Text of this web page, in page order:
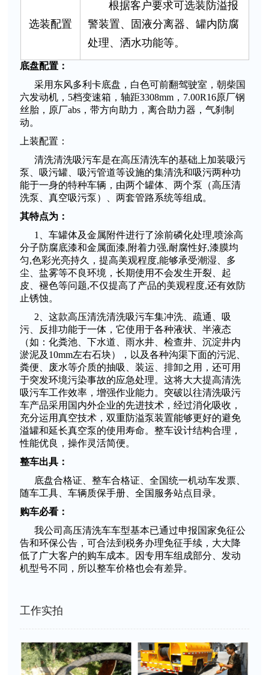
选装配置
根据客户要求可选装防溢报
警装置、固液分离器、罐内防腐
处理、洒水功能等。
底盘配置：
采用东风多利卡底盘，白色可前翻驾驶室，朝柴国
六发动机，5档变速箱，轴距3308mm，7.00R16原厂钢
丝胎，原厂abs，带方向助力，离合助力器，气刹制
动。
上装配置：
清洗清洗吸污车是在高压清洗车的基础上加装吸污
泵、吸污罐、吸污管道等设施的集清洗和吸污两种功
能于一身的特种车辆，由两个罐体、两个泵（高压清
洗泵、真空吸污泵）、两套管路系统等组成。
其特点为：
1、车罐体及金属附件进行了涂前磷化处理,喷涂高
分子防腐底漆和金属面漆,附着力强,耐腐性好,漆膜均
匀,色彩光亮持久，提高美观程度,能够承受潮湿、多
尘、盐雾等不良环境，长期使用不会发生开裂、起
皮、褪色等问题,不仅提高了产品的美观程度,还有效防
止锈蚀。
2、这款高压清洗清洗吸污车集冲洗、疏通、吸
污、反排功能于一体，它使用于各种液状、半液态
（如：化粪池、下水道、雨水井、检查井、沉淀井内
淤泥及10mm左右石块），以及各种沟渠下面的污泥、
粪便、废水等介质的抽吸、装运、排卸之用，还可用
于突发环境污染事故的应急处理。这将大大提高清洗
吸污车工作效率，增强作业能力。突破以往清洗吸污
车产品采用国内外企业的先进技术，经过消化吸收，
充分运用真空技术，双重防溢泵装置能够更好的避免
溢罐和延长真空泵的使用寿命。整车设计结构合理，
性能优良，操作灵活简便。
整车出具：
底盘合格证、整车合格证、全国统一机动车发票、
随车工具、车辆质保手册、全国服务站点目录。
购车必看：
我公司高压清洗车车型基本已通过申报国家免征公
告和环保公告，可合法到税务办理免征手续，大大降
低了广大客户的购车成本。因专用车组成部分、发动
机型号不同，所以整车价格也会有差异。
工作实拍